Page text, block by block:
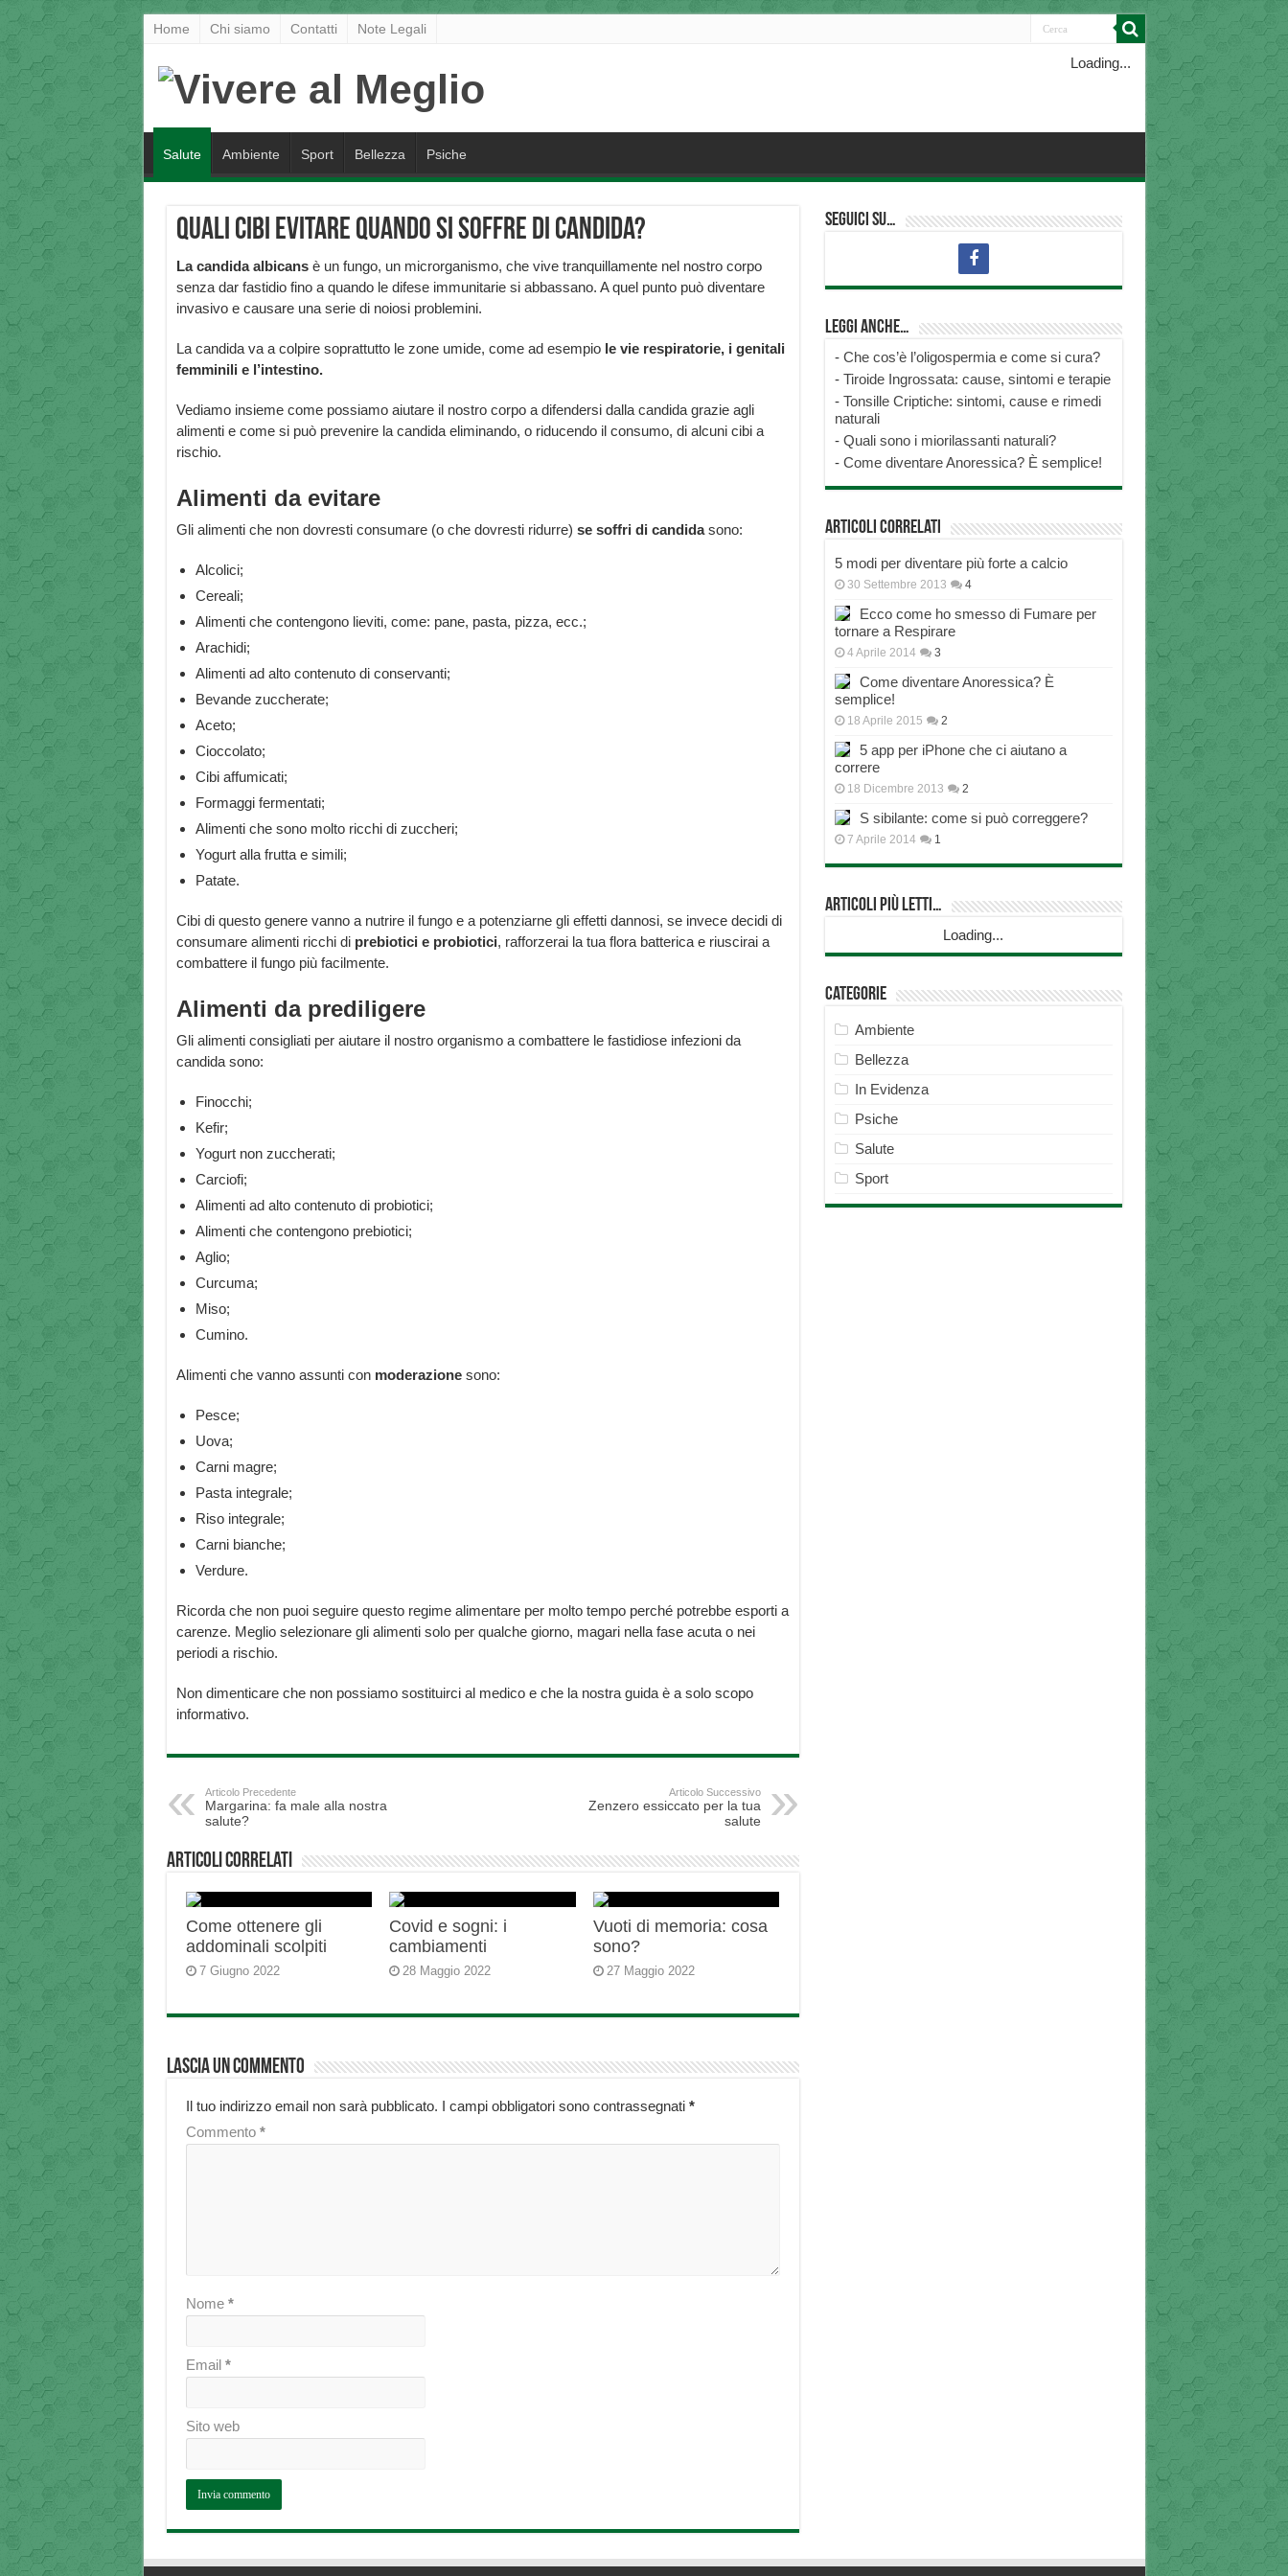
Home Chi siamo Contatti Note Legali
Loading...
Salute Ambiente Sport Bellezza Psiche
Quali cibi evitare quando si soffre di candida?
La candida albicansè un fungo, un microrganismo, che vive tranquillamente nel nostro corpo
senza dar fastidio fino a quando le difese immunitarie si abbassano. A quel punto può diventare
invasivo e causare una serie di noiosi problemini.
La candida va a colpire soprattutto le zone umide, come ad esempiole vie respiratorie, i genitali
femminili e l’intestino.
Vediamo insieme come possiamo aiutare il nostro corpo a difendersi dalla candida grazie agli
alimenti e come si può prevenire la candida eliminando, o riducendo il consumo, di alcuni cibi a
rischio.
Alimenti da evitare
Gli alimenti che non dovresti consumare (o che dovresti ridurre) se soffri di candidasono:
Alcolici;
Cereali;
Alimenti che contengono lieviti, come: pane, pasta, pizza, ecc.;
Arachidi;
Alimenti ad alto contenuto di conservanti;
Bevande zuccherate;
Aceto;
Cioccolato;
Cibi affumicati;
Formaggi fermentati;
Alimenti che sono molto ricchi di zuccheri;
Yogurt alla frutta e simili;
Patate.
Cibi di questo genere vanno a nutrire il fungo e a potenziarne gli effetti dannosi, se invece decidi di
consumare alimenti ricchi di prebiotici e probiotici, rafforzerai la tua flora batterica e riuscirai a
combattere il fungo più facilmente.
Alimenti da prediligere
Gli alimenti consigliati per aiutare il nostro organismo a combattere le fastidiose infezioni da
candida sono:
Finocchi;
Kefir;
Yogurt non zuccherati;
Carciofi;
Alimenti ad alto contenuto di probiotici;
Alimenti che contengono prebiotici;
Aglio;
Curcuma;
Miso;
Cumino.
Alimenti che vanno assunti con moderazionesono:
Pesce;
Uova;
Carni magre;
Pasta integrale;
Riso integrale;
Carni bianche;
Verdure.
Ricorda che non puoi seguire questo regime alimentare per molto tempo perché potrebbe esporti a
carenze. Meglio selezionare gli alimenti solo per qualche giorno, magari nella fase acuta o nei
periodi a rischio.
Non dimenticare che non possiamo sostituirci al medico e che la nostra guida è a solo scopo
informativo.
Articolo Precedente
Margarina: fa male alla nostra
salute?
Articolo Successivo
Zenzero essiccato per la tua
salute
Articoli correlati
Come ottenere gli
addominali scolpiti
7 Giugno 2022
Covid e sogni: i
cambiamenti
28 Maggio 2022
Vuoti di memoria: cosa
sono?
27 Maggio 2022
Lascia un commento
Il tuo indirizzo email non sarà pubblicato. I campi obbligatori sono contrassegnati *
Commento *
Nome *
Email *
Sito web
Seguici su…
Leggi anche…
- Che cos’è l’oligospermia e come si cura?
- Tiroide Ingrossata: cause, sintomi e terapie
- Tonsille Criptiche: sintomi, cause e rimedi
naturali
- Quali sono i miorilassanti naturali?
- Come diventare Anoressica? È semplice!
Articoli correlati
5 modi per diventare più forte a calcio
30 Settembre 2013 4
Ecco come ho smesso di Fumare per
tornare a Respirare
4 Aprile 2014 3
Come diventare Anoressica? È
semplice!
18 Aprile 2015 2
5 app per iPhone che ci aiutano a
correre
18 Dicembre 2013 2
S sibilante: come si può correggere?
7 Aprile 2014 1
Articoli più Letti…
Loading...
Categorie
Ambiente
Bellezza
In Evidenza
Psiche
Salute
Sport